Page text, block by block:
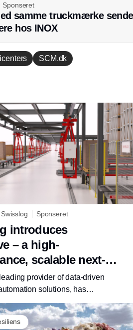
Sponseret
samme truckmærke
hos INOX
SCM.dk
Swisslog Sponseret
introduces
– a high-
scalable next-
monorail solution
ready pallet
provider of data-driven
solutions, has
proven monorail system under
FastMove. The updated
reflects enhanced customer